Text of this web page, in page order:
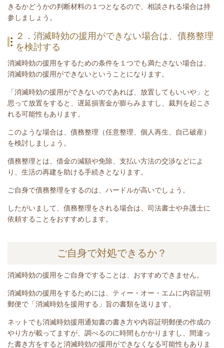
きるかどうかの判断材料の１つとなるので、相談される場合は持
参しましょう。
２．消滅時効の援用ができない場合は、債務整理
を検討する
消滅時効の援用をするための条件を１つでも満たさない場合は、
消滅時効の援用ができないということになります。
「消滅時効の援用ができないのであれば、放置してもいいや」と
思って放置をすると、遅延損害金が膨らみますし、裁判を起こさ
れる可能性もあります。
このような場合は、債務整理（任意整理、個人再生、自己破産）
を検討しましょう。
債務整理とは、 借金の減額や免除、支払い方法の交渉などによ
り、生活の再建を助ける手続き となります。
ご自身で債務整理をするのは、ハードルが高いでしょう。
したがいまして、債務整理をされる場合は、司法書士や弁護士に
依頼することをおすすめします。
ご自身で対処できるか？
消滅時効の援用をご自身ですることは、おすすめできません。
消滅時効の援用をするためには、ティー・オー・エムに内容証明
郵便で「消滅時効を援用する」旨の書類を送ります。
ネットでも消滅時効援用通知書の書き方や内容証明郵便の作成の
やり方が載ってますが、調べるのに時間もかかりますし、間違っ
た書き方をすると消滅時効の援用ができなくなる可能性もありま